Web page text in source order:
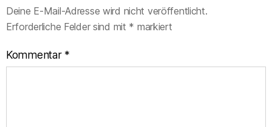
Deine E-Mail-Adresse wird nicht veröffentlicht.
Erforderliche Felder sind mit * markiert
Kommentar *